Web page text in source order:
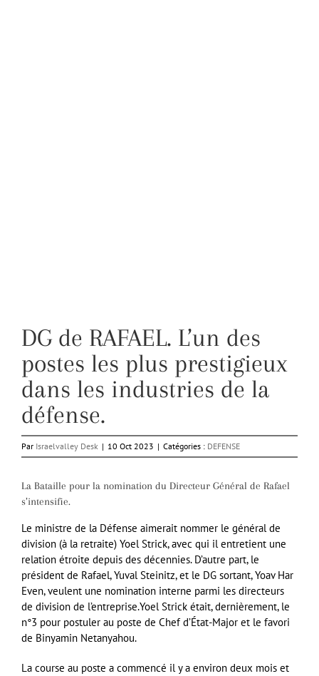
DG de RAFAEL. L’un des
postes les plus prestigieux
dans les industries de la
défense.
Par Israelvalley Desk | 10 Oct 2023 | Catégories : DEFENSE
La Bataille pour la nomination du Directeur Général de Rafael
s’intensifie.
Le ministre de la Défense aimerait nommer le général de
division (à la retraite) Yoel Strick, avec qui il entretient une
relation étroite depuis des décennies. D’autre part, le
président de Rafael, Yuval Steinitz, et le DG sortant, Yoav Har
Even, veulent une nomination interne parmi les directeurs
de division de l’entreprise.Yoel Strick était, dernièrement, le
n°3 pour postuler au poste de Chef d’État-Major et le favori
de Binyamin Netanyahou.
La course au poste a commencé il y a environ deux mois et